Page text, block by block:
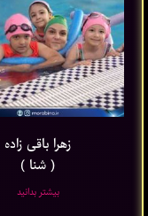
زهرا باقی ‌زاده
( شنا )
بیشتر بدانید